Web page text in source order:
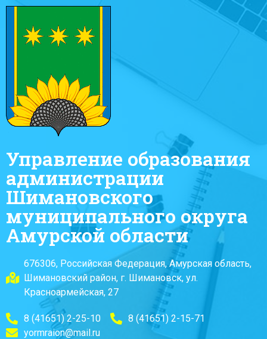
Управление образования
администрации
Шимановского
муниципального округа
Амурской области
676306, Российская Федерация, Амурская область,
Шимановский район, г. Шимановск, ул.
Красноармейская, 27
8 (41651) 2-25-10
8 (41651) 2-15-71
yormraion@mail.ru